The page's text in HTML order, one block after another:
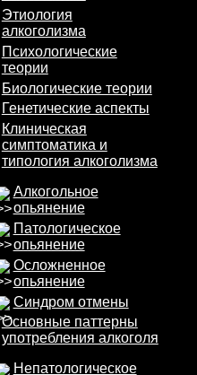
Этиология
алкоголизма
Психологические
теории
Биологические теории
Генетические аспекты
Клиническая
симптоматика и
типология алкоголизма
Алкогольное
опьянение
Патологическое
опьянение
Осложненное
опьянение
Синдром отмены
Основные паттерны
употребления алкоголя
Непатологическое